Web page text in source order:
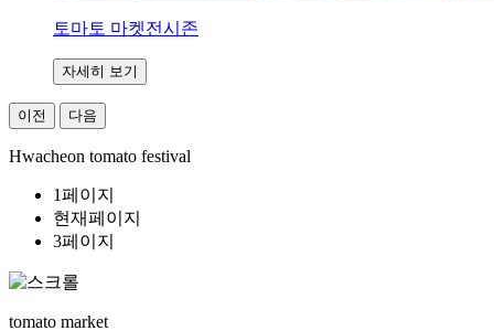
토마토 마켓전시존
자세히 보기
이전 다음
Hwacheon tomato festival
1페이지
현재페이지
3페이지
tomato market